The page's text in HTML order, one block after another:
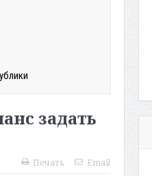
задать
Печать Email